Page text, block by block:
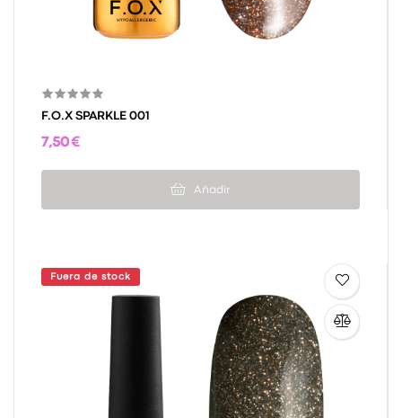
F.O.X SPARKLE 001
7,50 €
Añadir
Fuera de stock